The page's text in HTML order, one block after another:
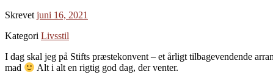
Skrevet juni 16, 2021
Kategori Livsstil
I dag skal jeg på Stifts præstekonvent – et årligt tilbagevendende
mad
Alt i alt en rigtig god dag, der venter.